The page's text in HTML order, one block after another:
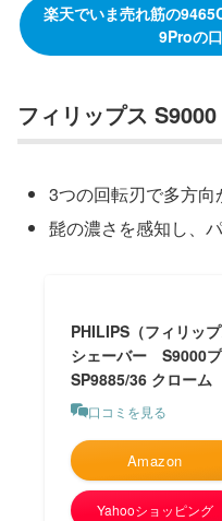
楽天でいま売れ筋の
9Proの
フィリップス
3つの回転刃で多方向
髭の濃さを感知し、
PHILIPS（フィリッ
シェーバー S9000
SP9885/36 クローム
口コミを見る
Amazon
Yahooショッピング